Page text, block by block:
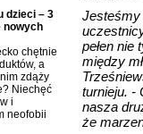
Jesteśmy
pełen
między
turnieju. -
nasza
że
dzieci – 3
nowych
chętnie
a
zdąży
Niechęć
i
neofobii